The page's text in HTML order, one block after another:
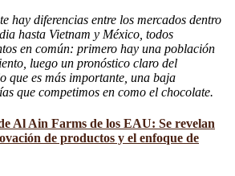
hay diferencias entre los mercados dentro
hasta Vietnam y México, todos
en común: primero hay una población
luego un pronóstico claro del
que es más importante, una baja
que competimos en como el chocolate.
Al Ain Farms de los EAU: Se revelan
de productos y el enfoque de